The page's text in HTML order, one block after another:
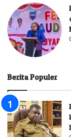
Berita Populer